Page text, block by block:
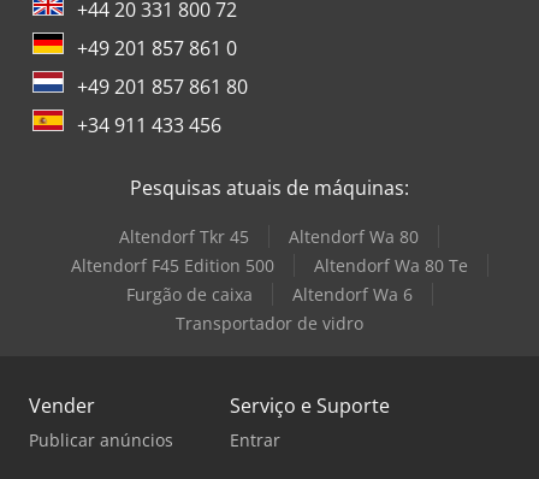
+44 20 331 800 72
+49 201 857 861 0
+49 201 857 861 80
+34 911 433 456
Pesquisas atuais de máquinas:
Altendorf Tkr 45
Altendorf Wa 80
Altendorf F45 Edition 500
Altendorf Wa 80 Te
Furgão de caixa
Altendorf Wa 6
Transportador de vidro
Vender
Publicar anúncios
Serviço e Suporte
Entrar